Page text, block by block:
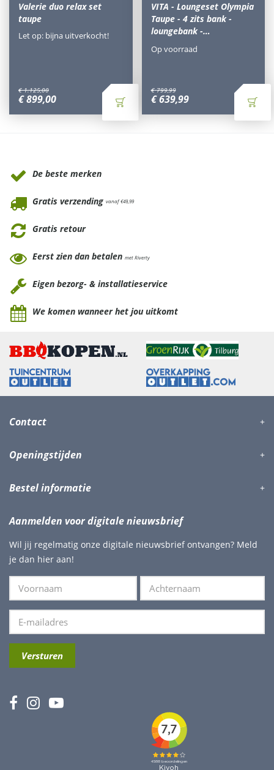
Valerie duo relax set
taupe
€ 1.125,00
€899,00
Let op: bijna uitverkocht!
VITA - Loungeset Olympia
Taupe - 4 zits bank -
loungebank -…
€ 799,99
€ 639,99
Op voorraad
De beste merken
Gratis verzending vanaf €49,99
Gratis retour
Eerst zien dan betalen met Riverty
Eigen bezorg- & installatieservice
We komen wanneer het jou uitkomt
Contact
Openingstijden
Bestel informatie
Aanmelden voor digitale nieuwsbrief
Wil jij regelmatig onze digitale nieuwsbrief ontvangen? Meld
je dan hier aan!